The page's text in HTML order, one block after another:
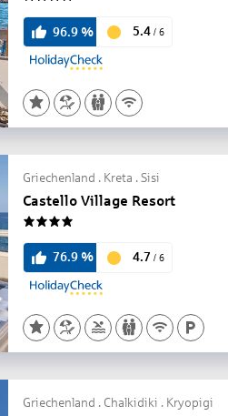
96.9% 5.4 / 6
Griechenland . Kreta . Sisi
Castello Village Resort
76.9% 4.7 / 6
Griechenland . Chalkidiki . Kryopigi